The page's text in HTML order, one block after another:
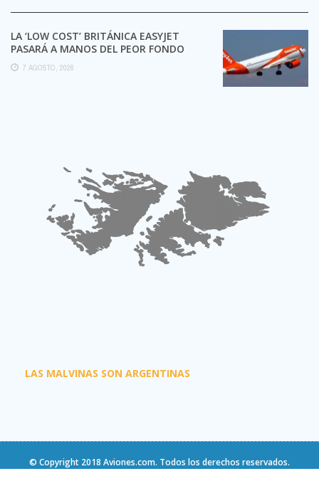
LA ‘LOW COST’ BRITÁNICA EASYJET
PASARÁ A MANOS DEL PEOR FONDO
POSIBLE:
7 AGOSTO, 2026
LAS MALVINAS SON ARGENTINAS
© Copyright 2018 Aviones.com. Todos los derechos reservados.